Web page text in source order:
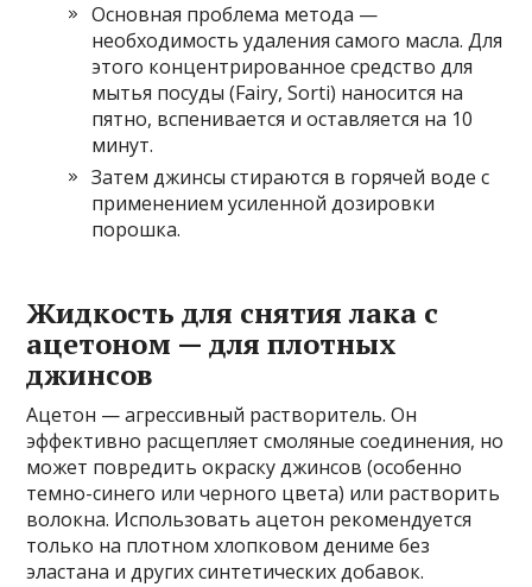
Основная проблема метода —
необходимость удаления самого масла. Для
этого концентрированное средство для
мытья посуды (Fairy, Sorti) наносится на
пятно, вспенивается и оставляется на 10
минут.
Затем джинсы стираются в горячей воде с
применением усиленной дозировки
порошка.
Жидкость для снятия лака с
ацетоном — для плотных
джинсов
Ацетон — агрессивный растворитель. Он
эффективно расщепляет смоляные соединения, но
может повредить окраску джинсов (особенно
темно-синего или черного цвета) или растворить
волокна. Использовать ацетон рекомендуется
только на плотном хлопковом дениме без
эластана и других синтетических добавок.